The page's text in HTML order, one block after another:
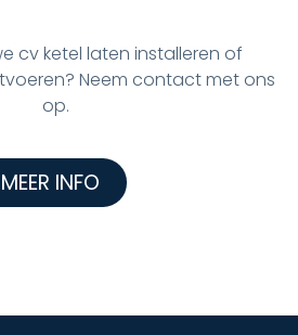
cv ketel laten installeren of
Neem contact met ons
op.
MEER INFO